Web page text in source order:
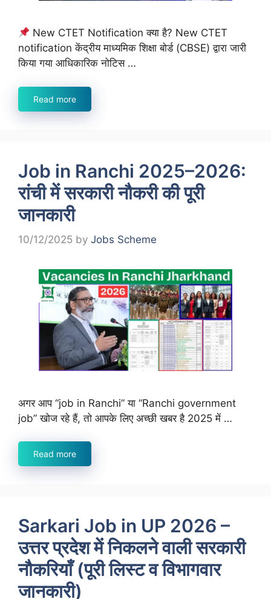
New CTET Notification क्या है? New CTET
notification केंद्रीय माध्यमिक शिक्षा बोर्ड (CBSE) द्वारा जारी
किया गया आधिकारिक नोटिस …
Read more
Job in Ranchi 2025–2026:
रांची में सरकारी नौकरी की पूरी
जानकारी
10/12/2025 by Jobs Scheme
अगर आप “job in Ranchi” या “Ranchi government
job” खोज रहे हैं, तो आपके लिए अच्छी खबर है 2025 में …
Read more
Sarkari Job in UP 2026 –
उत्तर प्रदेश में निकलने वाली सरकारी
नौकरियाँ (पूरी लिस्ट व विभागवार
जानकारी)